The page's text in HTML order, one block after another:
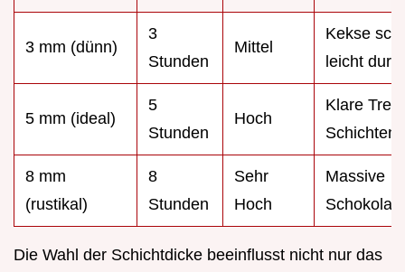
3 mm (dünn)
3
Stunden
Mittel
Kekse
leicht
5 mm (ideal)
5
Stunden
Hoch
Klare
Schichten
8 mm
(rustikal)
8
Stunden
Sehr
Hoch
Massive
Die Wahl der Schichtdicke beeinflusst nicht nur das